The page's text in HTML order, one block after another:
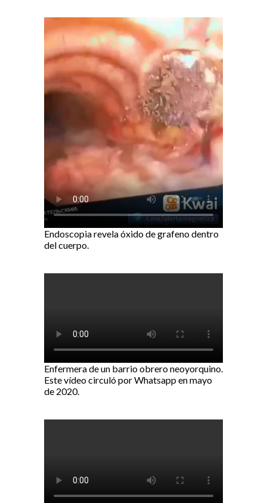
Endoscopia revela óxido de grafeno dentro
del cuerpo.
Enfermera de un barrio obrero neoyorquino.
Este vídeo circuló por Whatsapp en mayo
de 2020.